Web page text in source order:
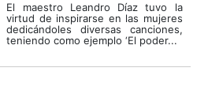
El maestro Leandro Díaz tuvo la
virtud de inspirarse en las mujeres
dedicándoles diversas canciones,
teniendo como ejemplo ‘El poder...